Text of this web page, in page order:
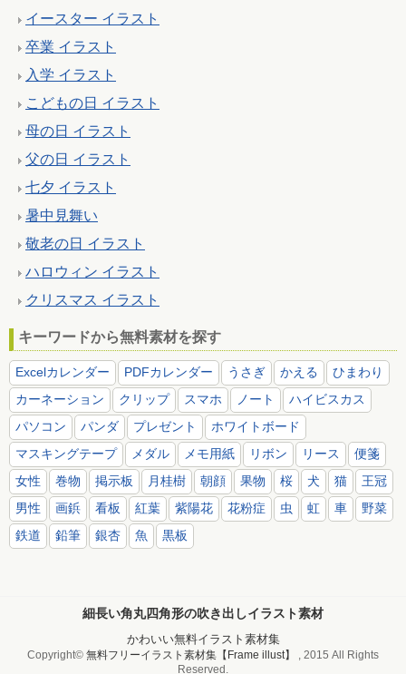
イースター イラスト
卒業 イラスト
入学 イラスト
こどもの日 イラスト
母の日 イラスト
父の日 イラスト
七夕 イラスト
暑中見舞い
敬老の日 イラスト
ハロウィン イラスト
クリスマス イラスト
キーワードから無料素材を探す
Excelカレンダー PDFカレンダー うさぎ かえる
ひまわり
カーネーション
クリップ スマホ ノート
ハイビスカス
パソコン
パンダ プレゼント
ホワイトボード
マスキングテープ
メダル メモ用紙 リボン リース
便箋
女性
巻物 掲示板 月桂樹 朝顔 果物 桜 犬 猫
王冠
男性
画鋲 看板 紅葉 紫陽花 花粉症 虫 虹 車
野菜
鉄道
鉛筆 銀杏 魚 黒板
細長い角丸四角形の吹き出しイラスト素材
かわいい無料イラスト素材集
Copyright© 無料フリーイラスト素材集【Frame illust】
, 2015 All Rights
Reserved.